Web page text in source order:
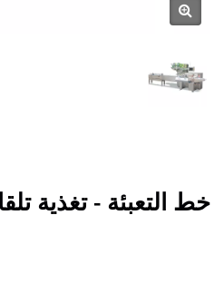
خط التعبئة - تغذية